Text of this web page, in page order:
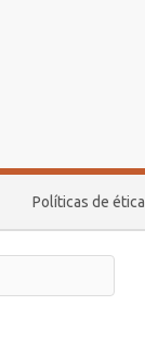
Políticas de ética